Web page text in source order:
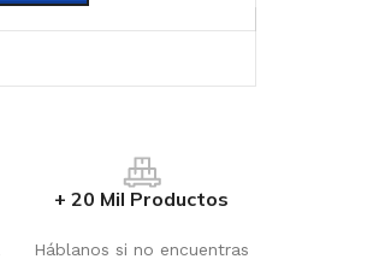
+ 20 Mil Productos
Háblanos si no encuentras